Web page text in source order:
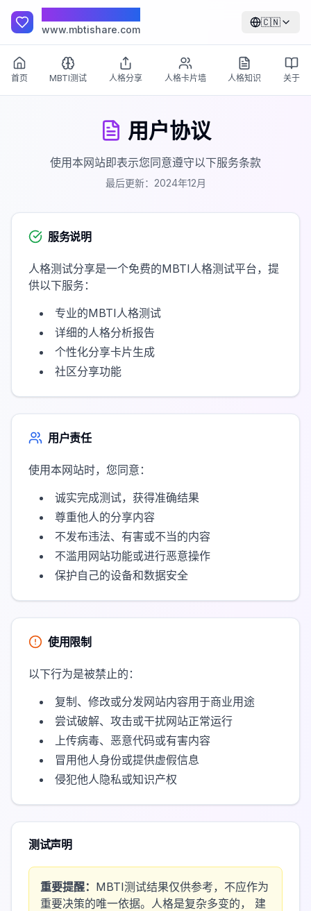
跳过导航，直接到主要内容
www.mbtishare.com
🇨🇳
首页 MBTI测试 人格分享 人格卡片墙 人格知识 关于
用户协议
使用本网站即表示您同意遵守以下服务条款
最后更新：2024年12月
服务说明
人格测试分享是一个免费的MBTI人格测试平台，提
供以下服务：
专业的MBTI人格测试
详细的人格分析报告
个性化分享卡片生成
社区分享功能
用户责任
使用本网站时，您同意：
诚实完成测试，获得准确结果
尊重他人的分享内容
不发布违法、有害或不当的内容
不滥用网站功能或进行恶意操作
保护自己的设备和数据安全
使用限制
以下行为是被禁止的：
复制、修改或分发网站内容用于商业用途
尝试破解、攻击或干扰网站正常运行
上传病毒、恶意代码或有害内容
冒用他人身份或提供虚假信息
侵犯他人隐私或知识产权
测试声明
重要提醒： MBTI测试结果仅供参考，不应作为
重要决策的唯一依据。人格是复杂多变的， 建